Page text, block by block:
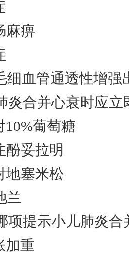
痹
血管通透性增强
合并心衰时应立
葡萄糖
妥拉明
塞米松
提示小儿肺炎合
重